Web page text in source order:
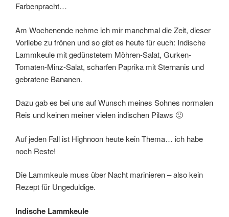
Farbenpracht…
Am Wochenende nehme ich mir manchmal die Zeit, dieser
Vorliebe zu frönen und so gibt es heute für euch: Indische
Lammkeule mit gedünstetem Möhren-Salat, Gurken-
Tomaten-Minz-Salat, scharfen Paprika mit Sternanis und
gebratene Bananen.
Dazu gab es bei uns auf Wunsch meines Sohnes normalen
Reis und keinen meiner vielen indischen Pilaws 🙂
Auf jeden Fall ist Highnoon heute kein Thema… ich habe
noch Reste!
Die Lammkeule muss über Nacht marinieren – also kein
Rezept für Ungeduldige.
Indische Lammkeule